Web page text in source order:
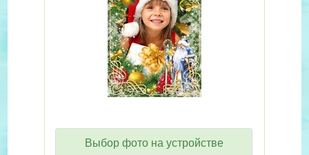
Выбор фото на устройстве